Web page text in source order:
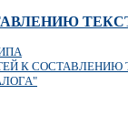
К